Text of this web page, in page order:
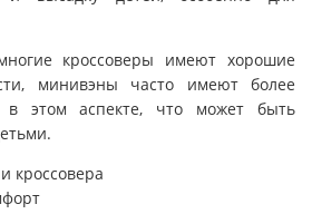
кроссоверы имеют хорошие
минивэны часто имеют более
в этом аспекте, что может быть
кроссовера